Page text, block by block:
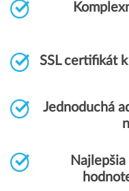
SSL certifikát
Jednoduchá